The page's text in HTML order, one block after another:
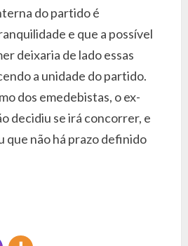
do partido é
e que a possível
deixaria de lado essas
a unidade do partido.
dos emedebistas, o ex-
decidiu se irá concorrer, e
que não há prazo definido